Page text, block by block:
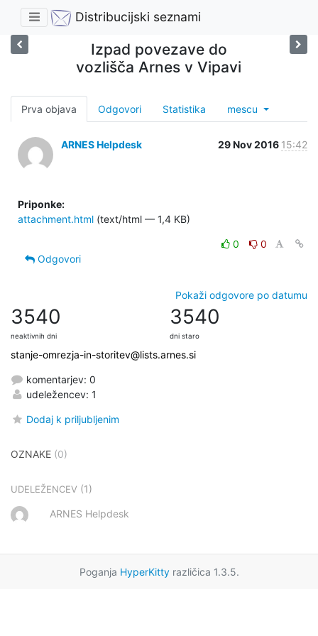
Distribucijski seznami
Izpad povezave do
vozlišča Arnes v Vipavi
Prva objava Odgovori Statistika mescu
ARNES Helpdesk 29 Nov 2016 15:42
Priponke:
attachment.html (text/html — 1,4 KB)
0
0
Odgovori
Pokaži odgovore po datumu
3540
neaktivnih dni
3540
dni staro
stanje-omrezja-in-storitev@lists.arnes.si
komentarjev: 0
udeležencev: 1
Dodaj k priljubljenim
OZNAKE (0)
UDELEŽENCEV (1)
ARNES Helpdesk
Poganja HyperKittyrazličica 1.3.5.